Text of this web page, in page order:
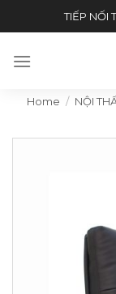
to
TIẾP NỐI
Home / NỘI